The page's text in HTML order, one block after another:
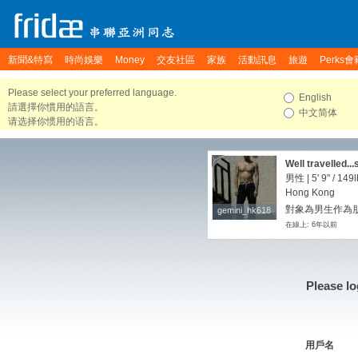
新聞&特寫 時尚娛樂 Money 交友社區 家族 活動訊息 旅遊 Perks會
Please select your preferred language.
請選擇你慣用的語言。
请选择你惯用的语言。
English
中文简体
gemini_hk618
gemini_hk618
Well
男性 | 5' 9" /
Hong Kong
對象為男生作為
在線上: 6年以前
Please
用戶名